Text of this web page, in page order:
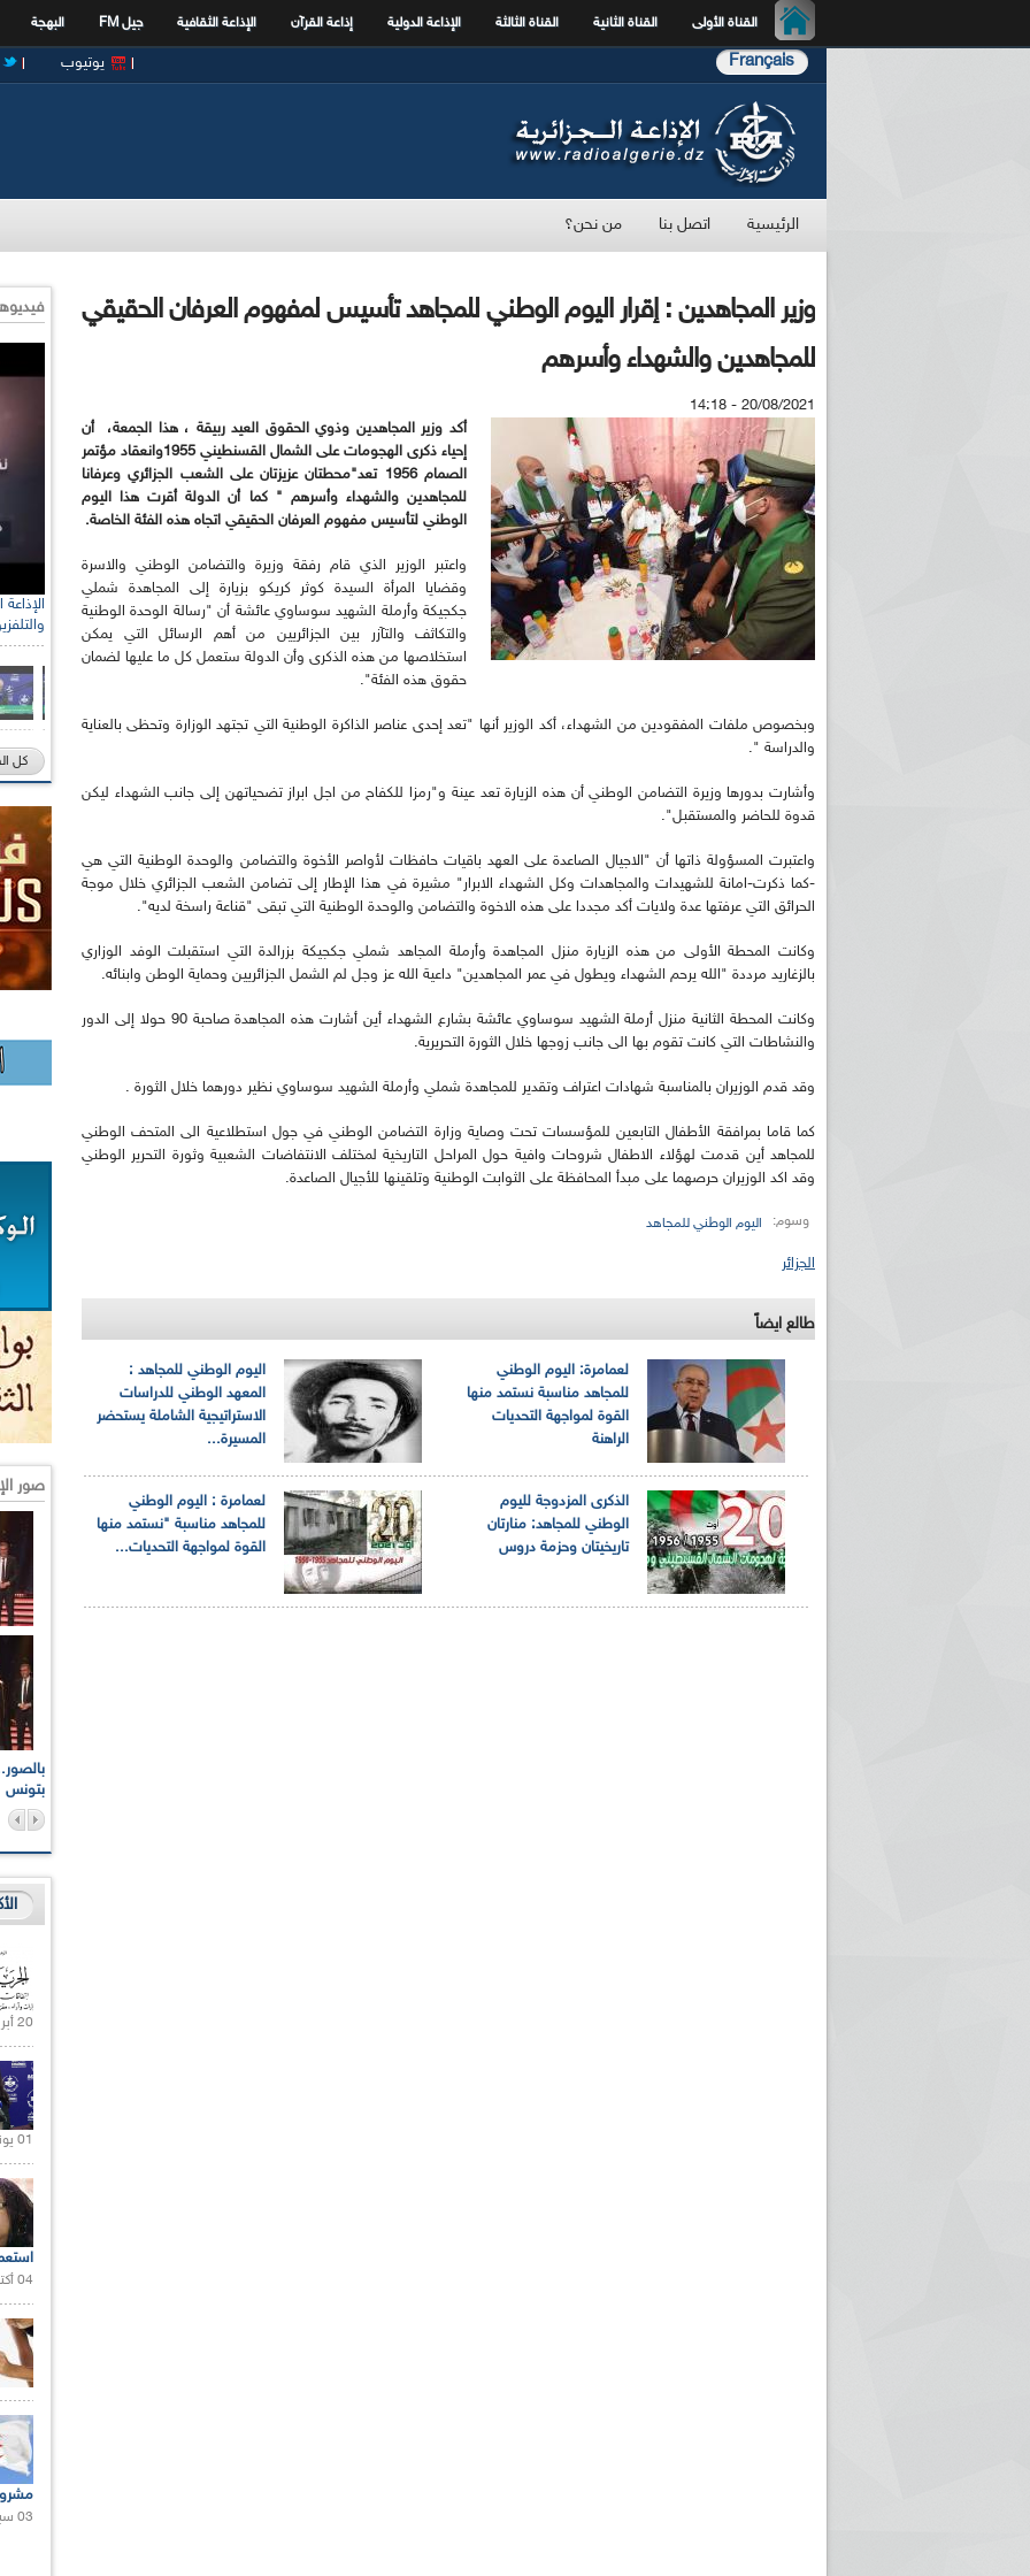
القناة الأولى القناة الثانية القناة الثالثة الإذاعة الدولية إذاعة القرآن الإذاعة الثقافية جيل FM البهجة
Français يوتيوب
الرئيسية اتصل بنا من نحن؟
وزير المجاهدين : إقرار اليوم الوطني للمجاهد تأسيس لمفهوم العرفان الحقيقي
للمجاهدين والشهداء وأسرهم
20/08/2021 - 14:18
أكد وزير المجاهدين وذوي الحقوق العيد ربيقة ، هذا الجمعة، أن
إحياء ذكرى الهجومات على الشمال القسنطيني 1955وانعقاد مؤتمر
الصمام 1956 تعد"محطتان عزيزتان على الشعب الجزائري وعرفانا
للمجاهدين والشهداء وأسرهم " كما أن الدولة أقرت هذا اليوم
الوطني لتأسيس مفهوم العرفان الحقيقي اتجاه هذه الفئة الخاصة.
واعتبر الوزير الذي قام رفقة وزيرة والتضامن الوطني والاسرة
وقضايا المرأة السيدة كوثر كريكو بزيارة إلى المجاهدة شملي
جكجيكة وأرملة الشهيد سوساوي عائشة أن "رسالة الوحدة الوطنية
والتكاثف والتآزر بين الجزائريين من أهم الرسائل التي يمكن
استخلاصها من هذه الذكرى وأن الدولة ستعمل كل ما عليها لضمان
حقوق هذه الفئة".
وبخصوص ملفات المفقودين من الشهداء، أكد الوزير أنها "تعد إحدى عناصر الذاكرة الوطنية التي تجتهد الوزارة وتحظى بالعناية
والدراسة ".
وأشارت بدورها وزيرة التضامن الوطني أن هذه الزيارة تعد عينة و"رمزا للكفاح من اجل ابراز تضحياتهن إلى جانب الشهداء ليكن
قدوة للحاضر والمستقبل".
واعتبرت المسؤولة ذاتها أن "الاجيال الصاعدة على العهد باقيات حافظات لأواصر الأخوة والتضامن والوحدة الوطنية التي هي
-كما ذكرت-امانة للشهيدات والمجاهدات وكل الشهداء الابرار" مشيرة في هذا الإطار إلى تضامن الشعب الجزائري خلال موجة
الحرائق التي عرفتها عدة ولايات أكد مجددا على هذه الاخوة والتضامن والوحدة الوطنية التي تبقى "قناعة راسخة لديه".
وكانت المحطة الأولى من هذه الزيارة منزل المجاهدة وأرملة المجاهد شملي جكجيكة بزرالدة التي استقبلت الوفد الوزاري
بالزغاريد مرددة "الله يرحم الشهداء ويطول في عمر المجاهدين" داعية الله عز وجل لم الشمل الجزائريين وحماية الوطن وابنائه.
وكانت المحطة الثانية منزل أرملة الشهيد سوساوي عائشة بشارع الشهداء أين أشارت هذه المجاهدة صاحبة 90 حولا إلى الدور
والنشاطات التي كانت تقوم بها الى جانب زوجها خلال الثورة التحريرية.
وقد قدم الوزيران بالمناسبة شهادات اعتراف وتقدير للمجاهدة شملي وأرملة الشهيد سوساوي نظير دورهما خلال الثورة .
كما قاما بمرافقة الأطفال التابعين للمؤسسات تحت وصاية وزارة التضامن الوطني في جول استطلاعية الى المتحف الوطني
للمجاهد أين قدمت لهؤلاء الاطفال شروحات وافية حول المراحل التاريخية لمختلف الانتفاضات الشعبية وثورة التحرير الوطني
وقد اكد الوزيران حرصهما على مبدأ المحافظة على الثوابت الوطنية وتلقينها للأجيال الصاعدة.
وسوم: اليوم الوطني للمجاهد
الجزائر
طالع ايضاً
اليوم الوطني للمجاهد :
المعهد الوطني للدراسات
الاستراتيجية الشاملة يستحضر
المسيرة...
لعمامرة: اليوم الوطني
للمجاهد مناسبة نستمد منها
القوة لمواجهة التحديات
الراهنة
لعمامرة : اليوم الوطني
للمجاهد مناسبة "نستمد منها
القوة لمواجهة التحديات...
الذكرى المزدوجة لليوم
الوطني للمجاهد: منارتان
تاريخيتان وحزمة دروس
كل
صور
بتونس
20 أبريل 2021 |
01 يونيو 2021 |
04 أكتوبر 2020 |
03 سبتمبر 2020 |